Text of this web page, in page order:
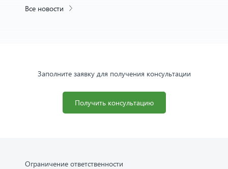
Все новости
Заполните заявку для получения консультации
Получить консультацию
Ограничение ответственности